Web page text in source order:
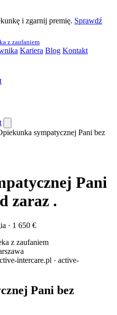
i zgarnij premię. Sprawdź
z zaufaniem
Kariera Blog Kontakt
sympatycznej Pani bez
Pani
zaraz .
· 1 650 €
z zaufaniem
intercare.pl · active-
Pani bez